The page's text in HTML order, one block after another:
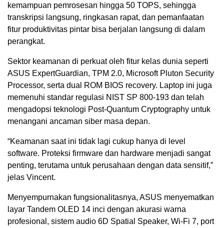
kemampuan pemrosesan hingga 50 TOPS, sehingga
transkripsi langsung, ringkasan rapat, dan pemanfaatan
fitur produktivitas pintar bisa berjalan langsung di dalam
perangkat.
Sektor keamanan di perkuat oleh fitur kelas dunia seperti
ASUS ExpertGuardian, TPM 2.0, Microsoft Pluton Security
Processor, serta dual ROM BIOS recovery. Laptop ini juga
memenuhi standar regulasi NIST SP 800-193 dan telah
mengadopsi teknologi Post-Quantum Cryptography untuk
menangani ancaman siber masa depan.
“Keamanan saat ini tidak lagi cukup hanya di level
software. Proteksi firmware dan hardware menjadi sangat
penting, terutama untuk perusahaan dengan data sensitif,”
jelas Vincent.
Menyempurnakan fungsionalitasnya, ASUS menyematkan
layar Tandem OLED 14 inci dengan akurasi warna
profesional, sistem audio 6D Spatial Speaker, Wi-Fi 7, port